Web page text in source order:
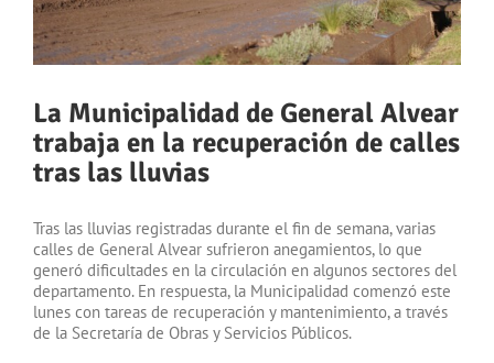
La Municipalidad de General Alvear
trabaja en la recuperación de calles
tras las lluvias
Tras las lluvias registradas durante el fin de semana, varias
calles de General Alvear sufrieron anegamientos, lo que
generó dificultades en la circulación en algunos sectores del
departamento. En respuesta, la Municipalidad comenzó este
lunes con tareas de recuperación y mantenimiento, a través
de la Secretaría de Obras y Servicios Públicos.